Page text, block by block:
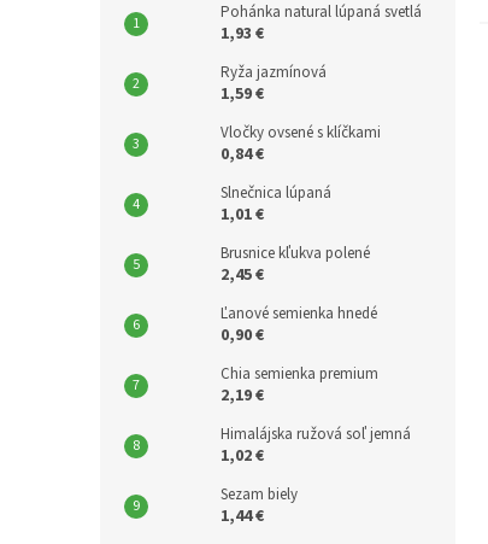
Pohánka natural lúpaná svetlá
1,93 €
Ryža jazmínová
1,59 €
Vločky ovsené s klíčkami
0,84 €
Slnečnica lúpaná
1,01 €
Brusnice kľukva polené
2,45 €
Ľanové semienka hnedé
0,90 €
Chia semienka premium
2,19 €
Himalájska ružová soľ jemná
1,02 €
Sezam biely
1,44 €